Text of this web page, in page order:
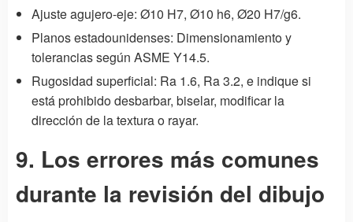
Ajuste agujero-eje: Ø10 H7, Ø10 h6, Ø20 H7/g6.
Planos estadounidenses: Dimensionamiento y
tolerancias según ASME Y14.5.
Rugosidad superficial: Ra 1.6, Ra 3.2, e indique si
está prohibido desbarbar, biselar, modificar la
dirección de la textura o rayar.
9. Los errores más comunes
durante la revisión del dibujo